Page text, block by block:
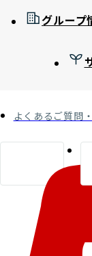
グループ
よくあるご質問